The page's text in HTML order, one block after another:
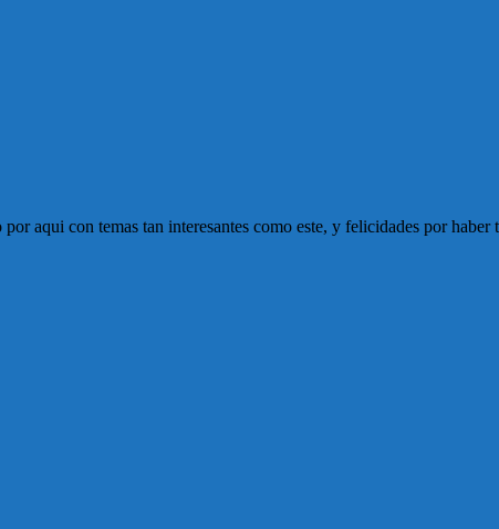
aqui con temas tan interesantes como este, y felicidades por haber